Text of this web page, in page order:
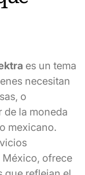
es un tema
necesitan
o
de la moneda
mexicano.
ofrece